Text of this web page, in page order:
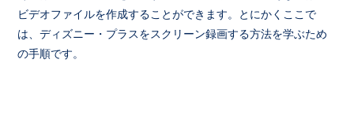
ビデオファイルを作成することができます。とにかくここで
は、ディズニー・プラスをスクリーン録画する方法を学ぶため
の手順です。